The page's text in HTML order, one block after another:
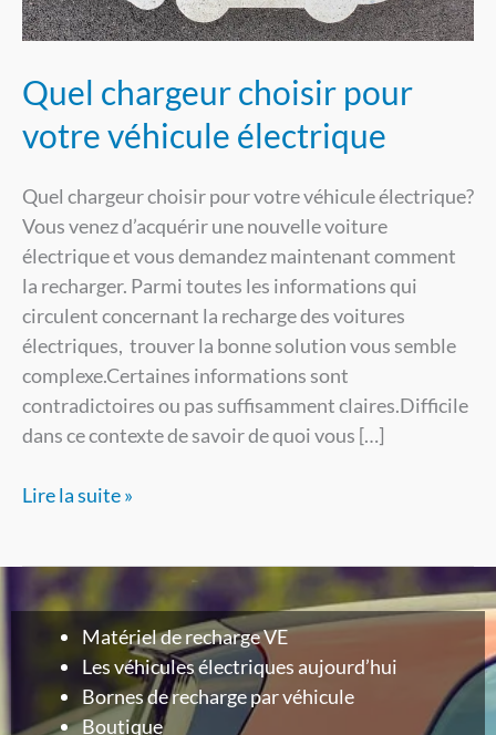
Quel chargeur choisir pour
votre véhicule électrique
Quel chargeur choisir pour votre véhicule électrique?
Vous venez d’acquérir une nouvelle voiture
électrique et vous demandez maintenant comment
la recharger. Parmi toutes les informations qui
circulent concernant la recharge des voitures
électriques, trouver la bonne solution vous semble
complexe.Certaines informations sont
contradictoires ou pas suffisamment claires.Difficile
dans ce contexte de savoir de quoi vous […]
électrique
Lire la suite »
Matériel de recharge VE
Les véhicules électriques aujourd’hui
Bornes de recharge par véhicule
Boutique